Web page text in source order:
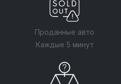
Проданные авто
Каждые 5 минут